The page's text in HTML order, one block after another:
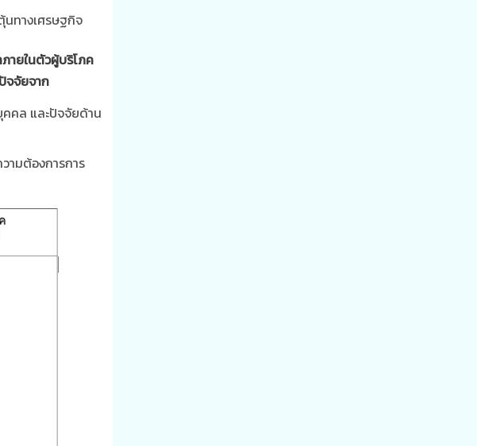
ทางเศรษฐกิจ
ายในตัวผู้บริโภค
จจัยจาก
คล และปัจจัยด้าน
ามต้องการการ